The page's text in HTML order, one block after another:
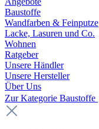
Baustoffe
Wandfarben & Feinputze
Lacke, Lasuren und Co.
Wohnen
Ratgeber
Unsere Händler
Unsere Hersteller
Über Uns
Zur Kategorie Baustoffe